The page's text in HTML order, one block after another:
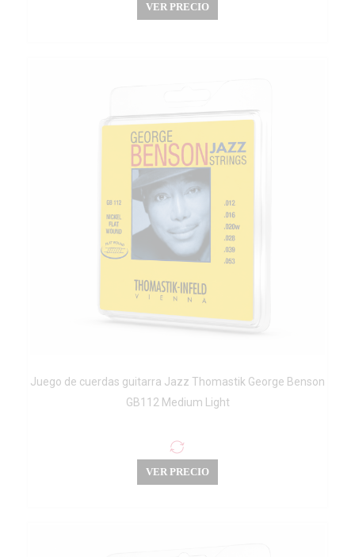
VER PRECIO
Juego de cuerdas guitarra Jazz Thomastik George Benson
GB112 Medium Light
VER PRECIO